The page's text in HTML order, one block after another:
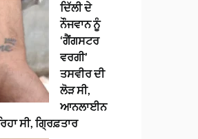
ਦਿੱਲੀ ਦੇ
ਨੌਜਵਾਨ ਨੂੰ
‘ਗੈਂਗਸਟਰ
ਵਰਗੀ’
ਤਸਵੀਰ ਦੀ
ਲੋੜ ਸੀ,
ਆਨਲਾਈਨ
ਸੀ, ਗ੍ਰਿਫ਼ਤਾਰ